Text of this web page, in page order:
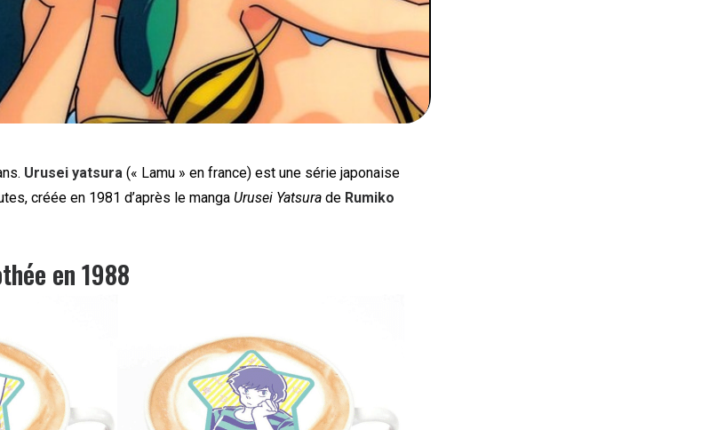
Urusei yatsura (« Lamu » en france) est une série japonaise
créée en 1981 d’après le manga Urusei Yatsura de Rumiko
en 1988